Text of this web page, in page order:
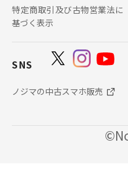
特定商取引及び古物営業法に
基づく表示
SNS
ノジマの中古スマホ販売